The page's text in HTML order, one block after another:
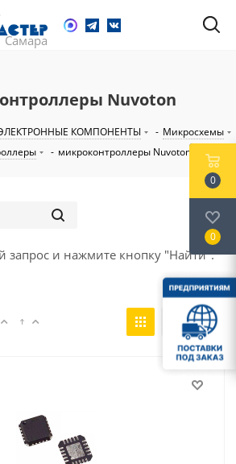
Nuvoton
КОМПОНЕНТЫ - Микросхемы
- микроконтроллеры Nuvoton
запрос и нажмите кнопку "Найти".
0
0